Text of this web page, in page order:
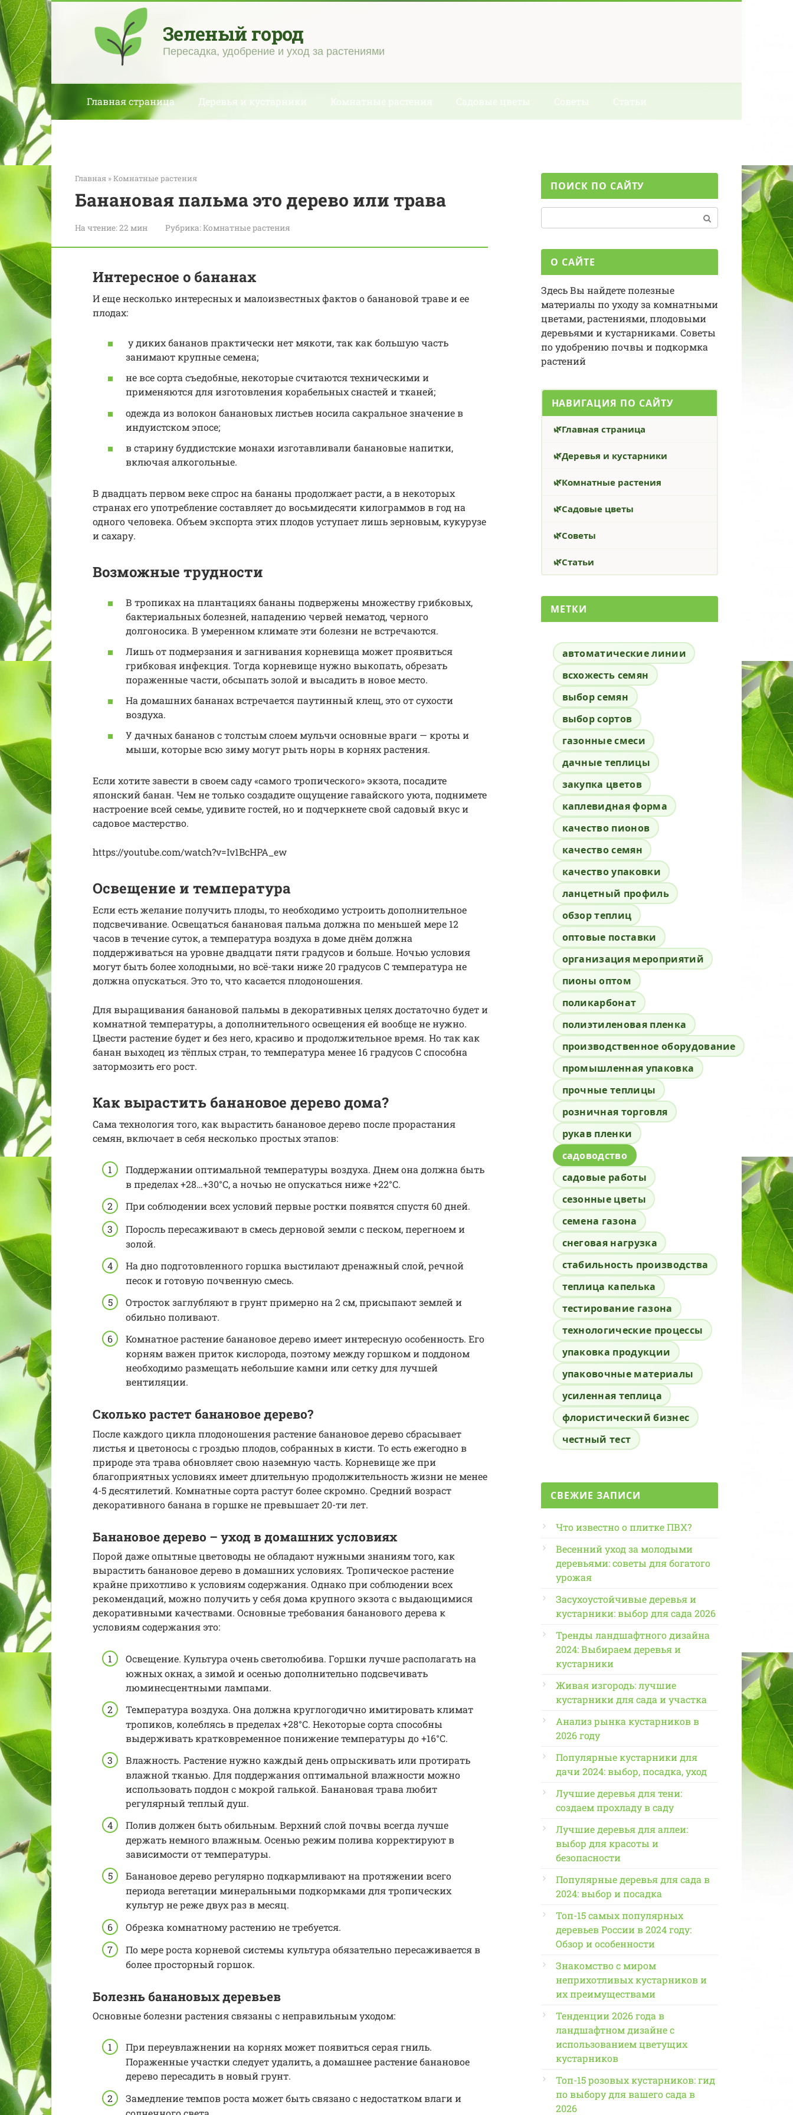
Перейти
к
контенту
Зеленый город
Пересадка, удобрение и уход за растениями
Главная страница Деревья и кустарники Комнатные растения Садовые цветы Советы Статьи
Главная »Комнатные растения
Банановая пальма это дерево или трава
На чтение:22 мин Рубрика:Комнатные растения
Интересное о бананах
И еще несколько интересных и малоизвестных фактов о банановой траве и ее
плодах:
у диких бананов практически нет мякоти, так как большую часть
занимают крупные семена;
не все сорта съедобные, некоторые считаются техническими и
применяются для изготовления корабельных снастей и тканей;
одежда из волокон банановых листьев носила сакральное значение в
индуистском эпосе;
в старину буддистские монахи изготавливали банановые напитки,
включая алкогольные.
В двадцать первом веке спрос на бананы продолжает расти, а в некоторых
странах его употребление составляет до восьмидесяти килограммов в год на
одного человека. Объем экспорта этих плодов уступает лишь зерновым, кукурузе
и сахару.
Возможные трудности
В тропиках на плантациях бананы подвержены множеству грибковых,
бактериальных болезней, нападению червей нематод, черного
долгоносика. В умеренном климате эти болезни не встречаются.
Лишь от подмерзания и загнивания корневища может проявиться
грибковая инфекция. Тогда корневище нужно выкопать, обрезать
пораженные части, обсыпать золой и высадить в новое место.
На домашних бананах встречается паутинный клещ, это от сухости
воздуха.
У дачных бананов с толстым слоем мульчи основные враги — кроты и
мыши, которые всю зиму могут рыть норы в корнях растения.
Если хотите завести в своем саду «самого тропического» экзота, посадите
японский банан. Чем не только создадите ощущение гавайского уюта, поднимете
настроение всей семье, удивите гостей, но и подчеркнете свой садовый вкус и
садовое мастерство.
https://youtube.com/watch?v=Iv1BcHPA_ew
Освещение и температура
Если есть желание получить плоды, то необходимо устроить дополнительное
подсвечивание. Освещаться банановая пальма должна по меньшей мере 12
часов в течение суток, а температура воздуха в доме днём должна
поддерживаться на уровне двадцати пяти градусов и больше. Ночью условия
могут быть более холодными, но всё-таки ниже 20 градусов С температура не
должна опускаться. Это то, что касается плодоношения.
Для выращивания банановой пальмы в декоративных целях достаточно будет и
комнатной температуры, а дополнительного освещения ей вообще не нужно.
Цвести растение будет и без него, красиво и продолжительное время. Но так как
банан выходец из тёплых стран, то температура менее 16 градусов С способна
затормозить его рост.
Как вырастить банановое дерево дома?
Сама технология того, как вырастить банановое дерево после прорастания
семян, включает в себя несколько простых этапов:
Поддержании оптимальной температуры воздуха. Днем она должна быть
в пределах +28…+30°С, а ночью не опускаться ниже +22°С.
При соблюдении всех условий первые ростки появятся спустя 60 дней.
Поросль пересаживают в смесь дерновой земли с песком, перегноем и
золой.
На дно подготовленного горшка выстилают дренажный слой, речной
песок и готовую почвенную смесь.
Отросток заглубляют в грунт примерно на 2 см, присыпают землей и
обильно поливают.
Комнатное растение банановое дерево имеет интересную особенность. Его
корням важен приток кислорода, поэтому между горшком и поддоном
необходимо размещать небольшие камни или сетку для лучшей
вентиляции.
Сколько растет банановое дерево?
После каждого цикла плодоношения растение банановое дерево сбрасывает
листья и цветоносы с гроздью плодов, собранных в кисти. То есть ежегодно в
природе эта трава обновляет свою наземную часть. Корневище же при
благоприятных условиях имеет длительную продолжительность жизни не менее
4-5 десятилетий. Комнатные сорта растут более скромно. Средний возраст
декоративного банана в горшке не превышает 20-ти лет.
Банановое дерево – уход в домашних условиях
Порой даже опытные цветоводы не обладают нужными знаниям того, как
вырастить банановое дерево в домашних условиях. Тропическое растение
крайне прихотливо к условиям содержания. Однако при соблюдении всех
рекомендаций, можно получить у себя дома крупного экзота с выдающимися
декоративными качествами. Основные требования бананового дерева к
условиям содержания это:
Освещение. Культура очень светолюбива. Горшки лучше располагать на
южных окнах, а зимой и осенью дополнительно подсвечивать
люминесцентными лампами.
Температура воздуха. Она должна круглогодично имитировать климат
тропиков, колеблясь в пределах +28°С. Некоторые сорта способны
выдерживать кратковременное понижение температуры до +16°С.
Влажность. Растение нужно каждый день опрыскивать или протирать
влажной тканью. Для поддержания оптимальной влажности можно
использовать поддон с мокрой галькой. Банановая трава любит
регулярный теплый душ.
Полив должен быть обильным. Верхний слой почвы всегда лучше
держать немного влажным. Осенью режим полива корректируют в
зависимости от температуры.
Банановое дерево регулярно подкармливают на протяжении всего
периода вегетации минеральными подкормками для тропических
культур не реже двух раз в месяц.
Обрезка комнатному растению не требуется.
По мере роста корневой системы культура обязательно пересаживается в
более просторный горшок.
Болезнь банановых деревьев
Основные болезни растения связаны с неправильным уходом:
При переувлажнении на корнях может появиться серая гниль.
Пораженные участки следует удалить, а домашнее растение банановое
дерево пересадить в новый грунт.
Замедление темпов роста может быть связано с недостатком влаги и
ПОИСК ПО САЙТУ
О САЙТЕ
Здесь Вы найдете полезные
материалы по уходу за комнатными
цветами, растениями, плодовыми
деревьями и кустарниками. Советы
по удобрению почвы и подкормка
растений
НАВИГАЦИЯ ПО САЙТУ
Главная страница
Деревья и кустарники
Комнатные растения
Садовые цветы
Советы
Статьи
МЕТКИ
автоматические линии
всхожесть семян
выбор семян
выбор сортов
газонные смеси
дачные теплицы
закупка цветов
каплевидная форма
качество пионов
качество семян
качество упаковки
ланцетный профиль
обзор теплиц
оптовые поставки
организация мероприятий
пионы оптом
поликарбонат
полиэтиленовая пленка
производственное оборудование
промышленная упаковка
прочные теплицы
розничная торговля
рукав пленки
садоводство
садовые работы
сезонные цветы
семена газона
снеговая нагрузка
стабильность производства
теплица капелька
тестирование газона
технологические процессы
упаковка продукции
упаковочные материалы
усиленная теплица
флористический бизнес
честный тест
СВЕЖИЕ ЗАПИСИ
Что известно о плитке ПВХ?
Весенний уход за молодыми
деревьями: советы для богатого
урожая
Засухоустойчивые деревья и
кустарники: выбор для сада 2026
Тренды ландшафтного дизайна
2024: Выбираем деревья и
кустарники
Живая изгородь: лучшие
кустарники для сада и участка
Анализ рынка кустарников в
2026 году
Популярные кустарники для
дачи 2024: выбор, посадка, уход
Лучшие деревья для тени:
создаем прохладу в саду
Лучшие деревья для аллеи:
выбор для красоты и
безопасности
Популярные деревья для сада в
2024: выбор и посадка
Топ-15 самых популярных
деревьев России в 2024 году:
Обзор и особенности
Знакомство с миром
неприхотливых кустарников и
их преимуществами
Тенденции 2026 года в
ландшафтном дизайне с
использованием цветущих
кустарников
Топ-15 розовых кустарников: гид
по выбору для вашего сада в
2026